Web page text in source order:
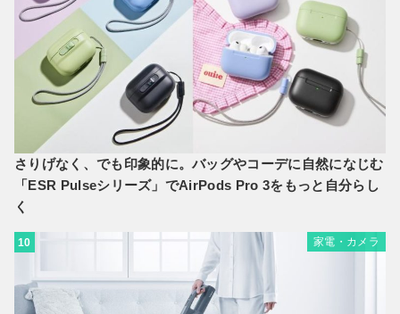
さりげなく、でも印象的に。バッグやコーデに自然になじむ
「ESR Pulseシリーズ」でAirPods Pro 3をもっと自分らし
く
10 家電・カメラ